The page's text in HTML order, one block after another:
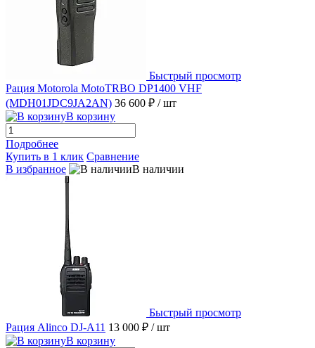
Быстрый просмотр
Рация Motorola MotoTRBO DP1400 VHF
(MDH01JDC9JA2AN) 36 600 ₽ / шт
В корзину
Подробнее
Купить в 1 клик Сравнение
В избранное
В наличии
Быстрый просмотр
Рация Alinco DJ-A11 13 000 ₽ / шт
В корзину